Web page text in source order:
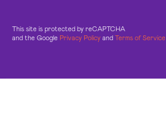
This site is protected by reCAPTCHA
and the Google Privacy Policy and Terms of Service